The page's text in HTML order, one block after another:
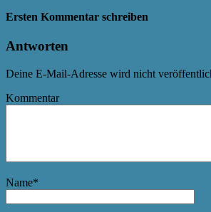
Ersten Kommentar schreiben
Antworten
Deine E-Mail-Adresse wird nicht
Kommentar
Name*